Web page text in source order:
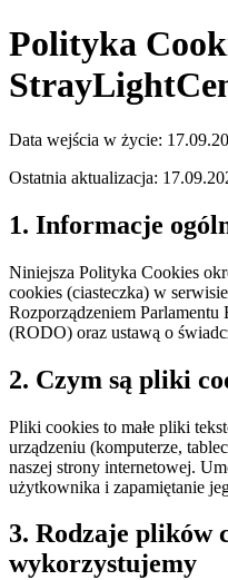
Polityka
Data wejścia w życie:
Ostatnia aktualizacja:
1. Informacje
Niniejsza Polityka Cookies
cookies (ciasteczka) w
Rozporządzeniem
(RODO) oraz ustawą o
2. Czym są pliki
Pliki cookies to małe pliki
urządzeniu (komputerze,
naszej strony internetowej.
użytkownika i zapamiętanie
3. Rodzaje plików
wykorzystujemy